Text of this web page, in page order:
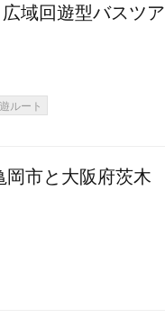
域回遊型バスツア
ルート
市と大阪府茨木